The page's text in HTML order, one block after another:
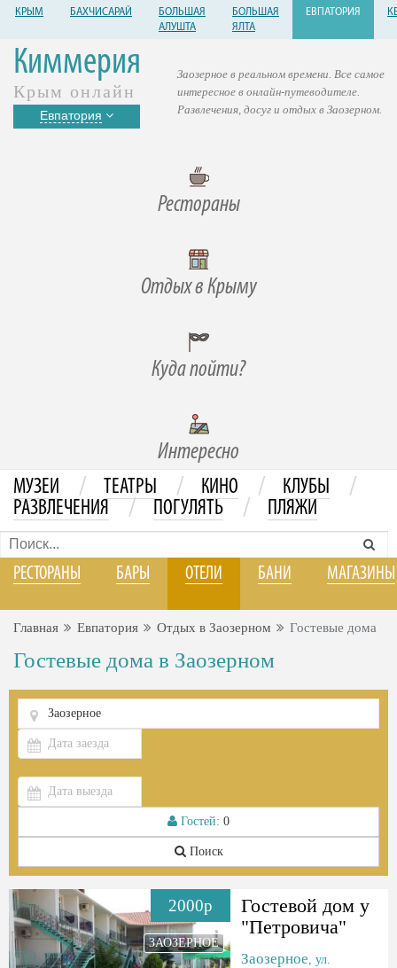
КРЫМ БАХЧИСАРАЙ
БОЛЬШАЯ
АЛУШТА
БОЛЬШАЯ
ЯЛТА
ЕВПАТОРИЯ
Киммерия
Крым онлайн
Евпатория
Рестораны
Отдых в Крыму
Куда пойти?
Интересно
Заозерное в реальном времени. Все самое
интересное в онлайн-путеводителе.
Развлечения, досуг и отдых в Заозерном.
МУЗЕИ / ТЕАТРЫ / КИНО / КЛУБЫ /
РАЗВЛЕЧЕНИЯ / ПОГУЛЯТЬ / ПЛЯЖИ
РЕСТОРАНЫ БАРЫ ОТЕЛИ БАНИ МАГАЗИНЫ
Главная Евпатория Отдых в Заозерном Гостевые дома
Гостевые дома в Заозерном
Гостей: 0
Поиск
2000р
ЗАОЗЕРНОЕ
Гостевой дом у
"Петровича"
Заозерное, ул.